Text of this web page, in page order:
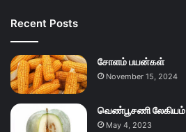
Recent Posts
சோளம் பயன்கள்
November 15, 2024
வெண்பூசணி லேகியம்
May 4, 2023